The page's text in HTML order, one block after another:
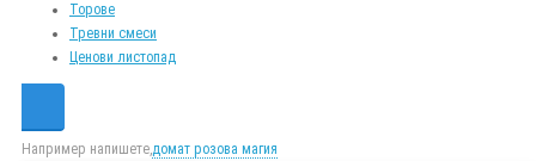
Торове
Тревни смеси
Ценови листопад
Например напишете,домат розова магия